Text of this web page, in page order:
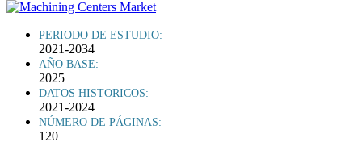
PERIODO DE ESTUDIO:
2021-2034
AÑO BASE:
2025
DATOS HISTORICOS:
2021-2024
NÚMERO DE PÁGINAS:
120